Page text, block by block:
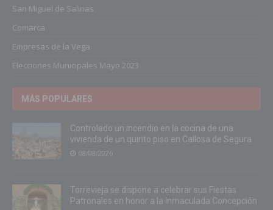
San Miguel de Salinas
Comarca
Empresas de la Vega
Elecciones Municipales Mayo 2023
MÁS POPULARES
Controlado un incendio en la cocina de una
vivienda de un quinto piso en Callosa de Segura
08/08/2026
Torrevieja se dispone a celebrar sus Fiestas
Patronales en honor a la Inmaculada Concepción